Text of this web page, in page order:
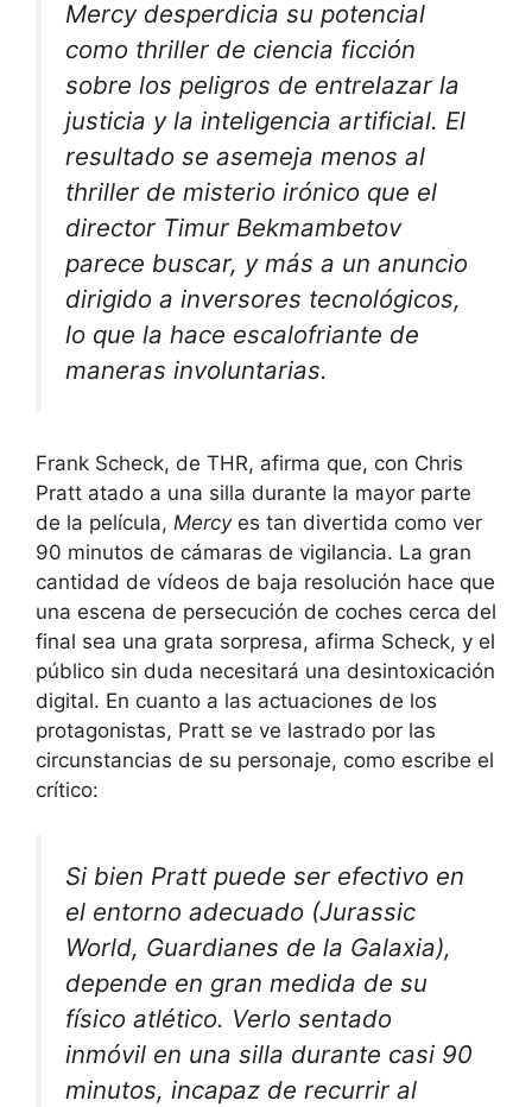
Mercy desperdicia su potencial
como thriller de ciencia ficción
sobre los peligros de entrelazar la
justicia y la inteligencia artificial. El
resultado se asemeja menos al
thriller de misterio irónico que el
director Timur Bekmambetov
parece buscar, y más a un anuncio
dirigido a inversores tecnológicos,
lo que la hace escalofriante de
maneras involuntarias.
Frank Scheck, de THR, afirma que, con Chris
Pratt atado a una silla durante la mayor parte
de la película, Mercyes tan divertida como ver
90 minutos de cámaras de vigilancia. La gran
cantidad de vídeos de baja resolución hace que
una escena de persecución de coches cerca del
final sea una grata sorpresa, afirma Scheck, y el
público sin duda necesitará una desintoxicación
digital. En cuanto a las actuaciones de los
protagonistas, Pratt se ve lastrado por las
circunstancias de su personaje, como escribe el
crítico:
Si bien Pratt puede ser efectivo en
el entorno adecuado (Jurassic
World, Guardianes de la Galaxia),
depende en gran medida de su
físico atlético. Verlo sentado
inmóvil en una silla durante casi 90
minutos, incapaz de recurrir al